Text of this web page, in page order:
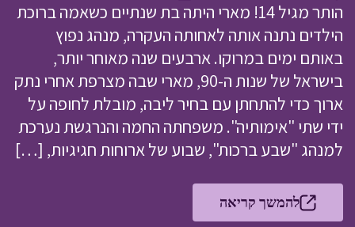
הותר מגיל 14! מארי היתה בת שנתיים כשאמה ברוכת
הילדים נתנה אותה לאחותה העקרה, מנהג נפוץ
באותם ימים במרוקו. ארבעים שנה מאוחר יותר,
בישראל של שנות ה-90, מארי שבה מצרפת אחרי נתק
ארוך כדי להתחתן עם בחיר ליבה, מובלת לחופה על
ידי שתי "אימותיה". משפחתה החמה והנרגשת נערכת
למנהג "שבע ברכות", שבוע של ארוחות חגיגיות, […]
להמשך קריאה